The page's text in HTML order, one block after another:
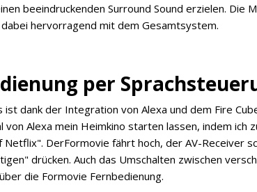
beeindruckenden Surround Sound erzielen. Die
hervorragend mit dem Gesamtsystem.
per
ist dank der Integration von Alexa und dem Fire
von Alexa mein Heimkino starten lassen, indem ich
DerFormovie fährt hoch, der AV-Receiver
drücken. Auch das Umschalten zwischen
die Formovie Fernbedienung.